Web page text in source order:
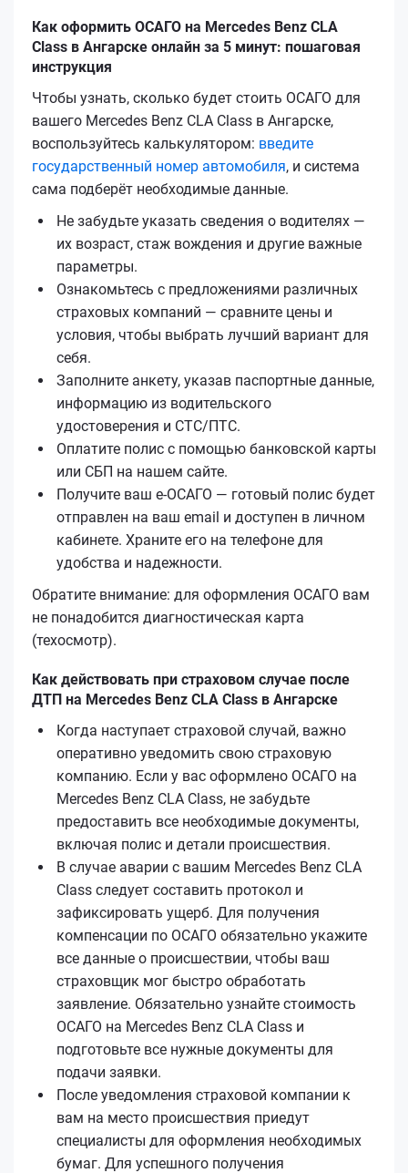
Как оформить ОСАГО на Mercedes Benz CLA
Class в Ангарске онлайн за 5 минут: пошаговая
инструкция
Чтобы узнать, сколько будет стоить ОСАГО для
вашего Mercedes Benz CLA Class в Ангарске,
воспользуйтесь калькулятором: введите
государственный номер автомобиля, и система
сама подберёт необходимые данные.
Не забудьте указать сведения о водителях —
их возраст, стаж вождения и другие важные
параметры.
Ознакомьтесь с предложениями различных
страховых компаний — сравните цены и
условия, чтобы выбрать лучший вариант для
себя.
Заполните анкету, указав паспортные данные,
информацию из водительского
удостоверения и СТС/ПТС.
Оплатите полис с помощью банковской карты
или СБП на нашем сайте.
Получите ваш е‑ОСАГО — готовый полис будет
отправлен на ваш email и доступен в личном
кабинете. Храните его на телефоне для
удобства и надежности.
Обратите внимание: для оформления ОСАГО вам
не понадобится диагностическая карта
(техосмотр).
Как действовать при страховом случае после
ДТП на Mercedes Benz CLA Class в Ангарске
Когда наступает страховой случай, важно
оперативно уведомить свою страховую
компанию. Если у вас оформлено ОСАГО на
Mercedes Benz CLA Class, не забудьте
предоставить все необходимые документы,
включая полис и детали происшествия.
В случае аварии с вашим Mercedes Benz CLA
Class следует составить протокол и
зафиксировать ущерб. Для получения
компенсации по ОСАГО обязательно укажите
все данные о происшествии, чтобы ваш
страховщик мог быстро обработать
заявление. Обязательно узнайте стоимость
ОСАГО на Mercedes Benz CLA Class и
подготовьте все нужные документы для
подачи заявки.
После уведомления страховой компании к
вам на место происшествия приедут
специалисты для оформления необходимых
бумаг. Для успешного получения